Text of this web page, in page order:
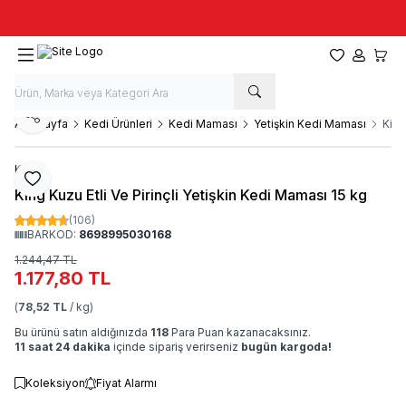
Favorilerim
Hesabım
Ana Sayfa Kedi Ürünleri Kedi Maması Yetişkin Kedi Maması
Favoriye Ekle
Paylaş
King
King Kuzu Etli Ve Pirinçli Yetişkin Kedi Maması 15 kg
(106)
BARKOD: 8698995030168
1.244,47TL
1.177,80 TL
(78,52 TL / kg)
Bu ürünü satın aldığınızda 118 Para Puan kazanacaksınız.
11 saat 24 dakika içinde sipariş verirseniz bugün kargoda!
Koleksiyon Fiyat Alarmı